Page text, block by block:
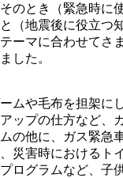
のとき（緊急時に
（地震後に役立つ
ーマに合わせてさ
した。
ムや毛布を担架に
ップの仕方など、
の他に、ガス緊急
災害時におけるト
ログラムなど、子